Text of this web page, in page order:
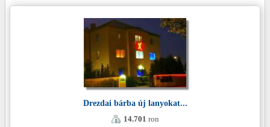
Drezdai bárba új lanyokat...
14.701 ron